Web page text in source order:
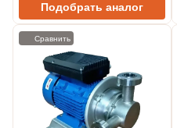
Подобрать аналог
Сравнить